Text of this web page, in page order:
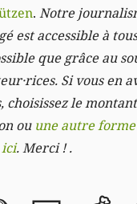
. Notre
est accessible à
que grâce au
Si vous en
choisissez le
ou une autre
. Merci ! .